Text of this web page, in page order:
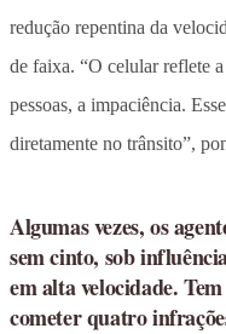
redução repentina da
de faixa. “O celular reflete
pessoas, a impaciência.
diretamente no trânsito”,
Algumas vezes, os
sem cinto, sob
em alta velocidade.
cometer quatro